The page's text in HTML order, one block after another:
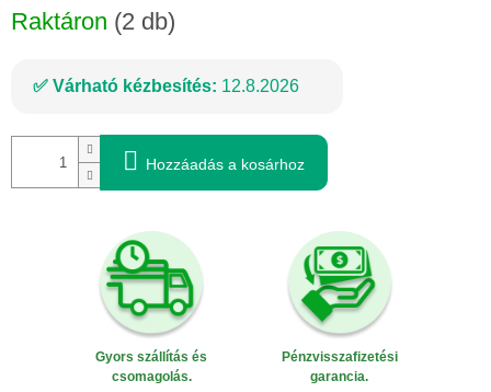
Raktáron (2 db)
Várható kézbesítés: 12.8.2026
Hozzáadás a kosárhoz
Gyors szállítás és
csomagolás.
Pénzvisszafizetési
garancia.